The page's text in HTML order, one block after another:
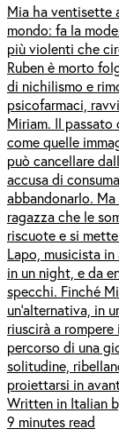
Mia ha ventisette
mondo: fa la
più violenti che
Ruben è morto
di nichilismo e
psicofarmaci,
Miriam. Il passato
come quelle
può cancellare
accusa di
abbandonarlo.
ragazza che le
riscuote e si
Lapo, musicista in
in un night, e da
specchi. Finché
un’alternativa, in
riuscirà a
percorso di una
solitudine,
proiettarsi in
Written in Italian
9 minutes read